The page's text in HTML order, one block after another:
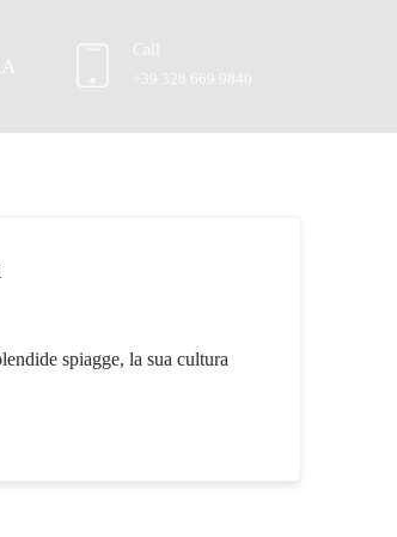
Call
+39 328 669 9840
spiagge, la sua cultura